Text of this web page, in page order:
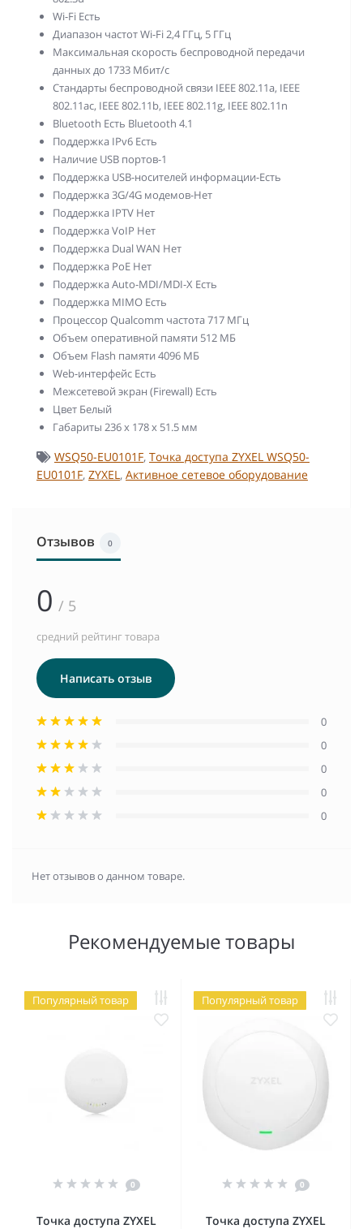
Wi-Fi Есть
Диапазон частот Wi-Fi 2,4 ГГц, 5 ГГц
Максимальная скорость беспроводной передачи
данных до 1733 Мбит/с
Стандарты беспроводной связи IEEE 802.11a, IEEE
802.11ac, IEEE 802.11b, IEEE 802.11g, IEEE 802.11n
Bluetooth Есть Bluetooth 4.1
Поддержка IPv6 Есть
Наличие USB портов-1
Поддержка USB-носителей информации-Есть
Поддержка 3G/4G модемов-Нет
Поддержка IPTV Нет
Поддержка VoIP Нет
Поддержка Dual WAN Нет
Поддержка PoE Нет
Поддержка Auto-MDI/MDI-X Есть
Поддержка MIMO Есть
Процессор Qualcomm частота 717 МГц
Объем оперативной памяти 512 МБ
Объем Flash памяти 4096 МБ
Web-интерфейс Есть
Межсетевой экран (Firewall) Есть
Цвет Белый
Габариты 236 x 178 x 51.5 мм
WSQ50-EU0101F, Точка доступа ZYXEL WSQ50-
EU0101F, ZYXEL , Активное сетевое оборудование
Отзывов 0
0 / 5
средний рейтинг товара
Написать отзыв
0
0
0
0
0
Нет отзывов о данном товаре.
Рекомендуемые товары
Популярный товар
0
Точка доступа ZYXEL
Популярный товар
0
Точка доступа ZYXEL